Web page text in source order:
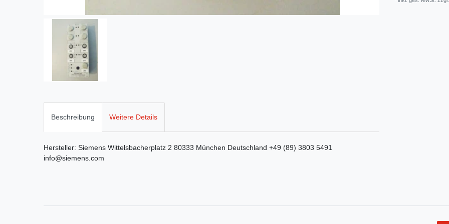
Beschreibung Weitere Details
Hersteller: Siemens Wittelsbacherplatz 2 80333 München Deutschland +49 (89) 3803 5491
info@siemens.com